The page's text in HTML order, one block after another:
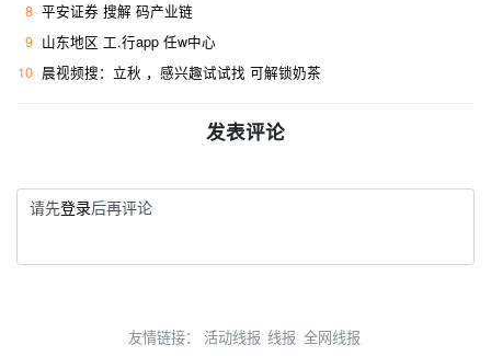
8 平安证券 搜解 码产业链
9 山东地区 工.行app 任w中心
10 晨视频搜：立秋 ，感兴趣试试找 可解锁奶茶
发表评论
请先登录后再评论
友情链接： 活动线报 线报 全网线报